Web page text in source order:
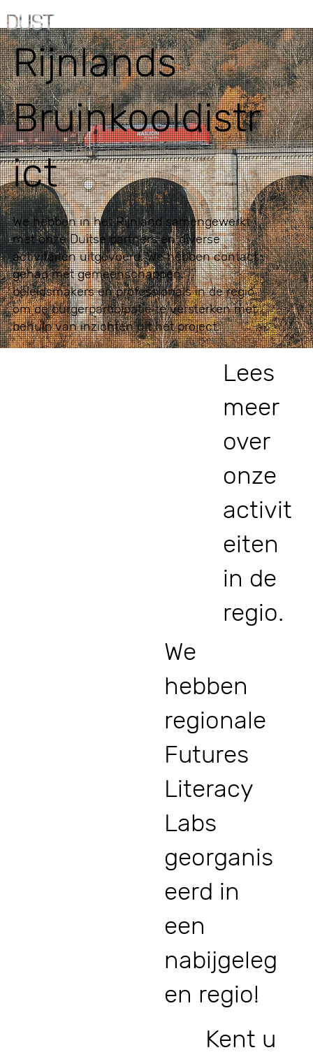
Rijnlands
Bruinkooldistr
ict
We hebben in het Rijnland samengewerkt
met onze Duitse partners en diverse
activiteiten uitgevoerd. We hebben contact
gehad met gemeenschappen,
beleidsmakers en professionals in de regio
om de burgerparticipatie te versterken met
behulp van inzichten uit het project.
Kent u
We
hebben
regionale
Futures
Literacy
Labs
georganis
eerd in
een
nabijgeleg
en regio!
Lees
meer
over
onze
activit
eiten
in de
regio.